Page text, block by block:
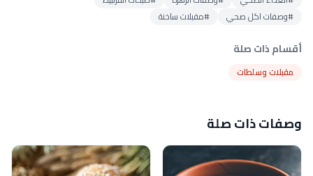
#وصفات اكل صحي
#مقبلات ساخنة
أقسام ذات صلة
مقبلات وسلطات
وصفات ذات صلة